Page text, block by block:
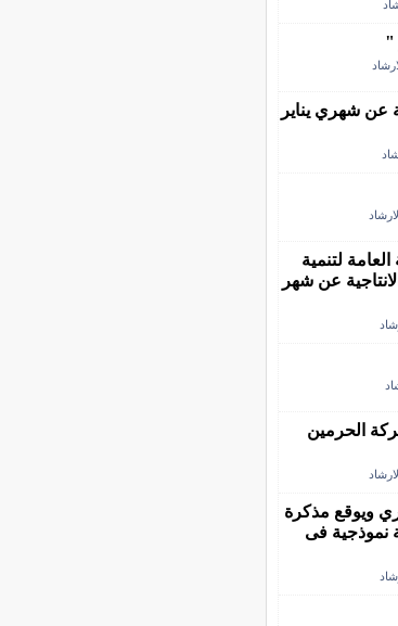
"
عن شهري يناير
لتنمية
عن شهر
الحرمين
ويوقع مذكرة
نموذجية فى